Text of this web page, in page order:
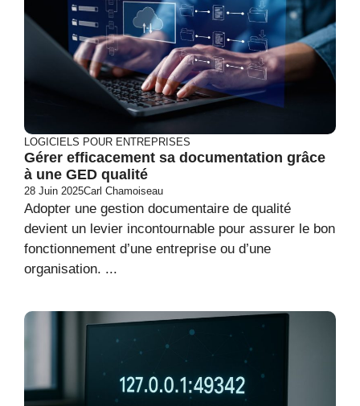
LOGICIELS POUR ENTREPRISES
Gérer efficacement sa documentation grâce
à une GED qualité
28 Juin 2025Carl Chamoiseau
Adopter une gestion documentaire de qualité
devient un levier incontournable pour assurer le bon
fonctionnement d’une entreprise ou d’une
organisation. ...